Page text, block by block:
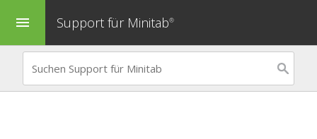
menu Support für Minitab®